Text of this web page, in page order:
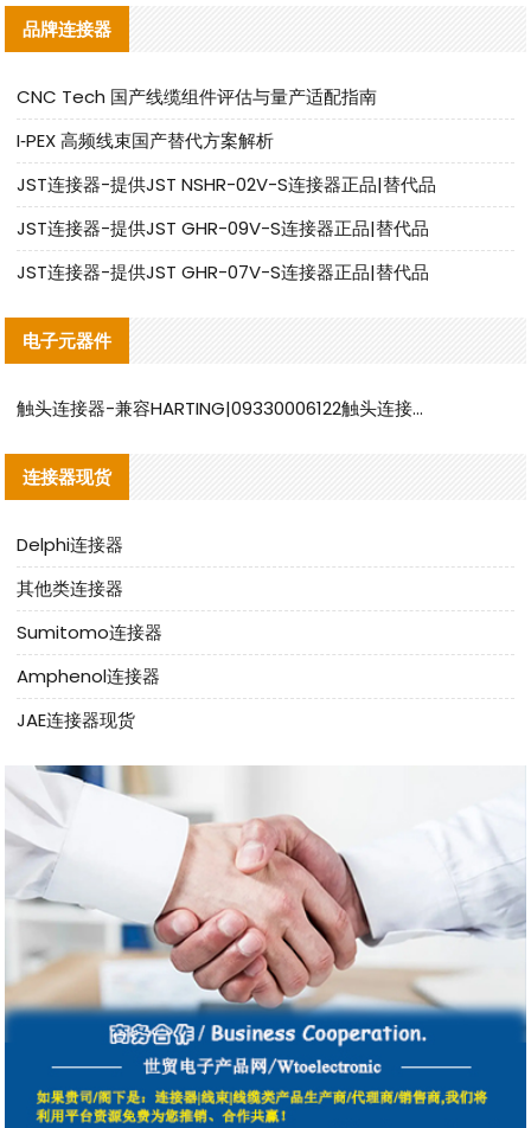
品牌连接器
CNC Tech 国产线缆组件评估与量产适配指南
I‑PEX 高频线束国产替代方案解析
JST连接器-提供JST NSHR-02V-S连接器正品|替代品
JST连接器-提供JST GHR-09V-S连接器正品|替代品
JST连接器-提供JST GHR-07V-S连接器正品|替代品
电子元器件
触头连接器-兼容HARTING|09330006122触头连接器替代品说明
连接器现货
Delphi连接器
其他类连接器
Sumitomo连接器
Amphenol连接器
JAE连接器现货